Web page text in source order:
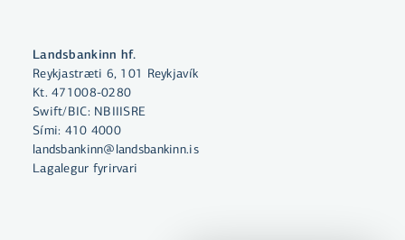
Velja vefkökur
Landsbankinn hf.
Reykjastræti 6, 101 Reykjavík
Kt. 471008-0280
Swift/BIC: NBIIISRE
Sími: 410 4000
landsbankinn@landsbankinn.is
Lagalegur fyrirvari